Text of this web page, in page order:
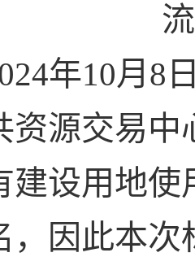
年10月8
资源交易中
建设用地使
，因此本次